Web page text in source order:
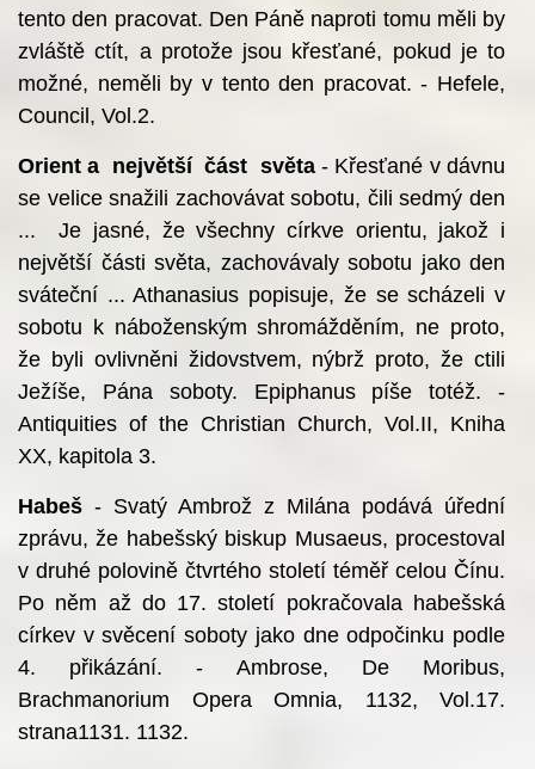
tento den pracovat. Den Páně naproti tomu měli by
zvláště ctít, a protože jsou křesťané, pokud je to
možné, neměli by v tento den pracovat. - Hefele,
Council, Vol.2.
Orient a největší část světa- Křesťané v dávnu
se velice snažili zachovávat sobotu, čili sedmý den
... Je jasné, že všechny církve orientu, jakož i
největší části světa, zachovávaly sobotu jako den
sváteční ... Athanasius popisuje, že se scházeli v
sobotu k náboženským shromážděním, ne proto,
že byli ovlivněni židovstvem, nýbrž proto, že ctili
Ježíše, Pána soboty. Epiphanus píše totéž. -
Antiquities of the Christian Church, Vol.II, Kniha
XX, kapitola 3.
Habeš - Svatý Ambrož z Milána podává úřední
zprávu, že habešský biskup Musaeus, procestoval
v druhé polovině čtvrtého století téměř celou Čínu.
Po něm až do 17. století pokračovala habešská
církev v svěcení soboty jako dne odpočinku podle
4. přikázání. - Ambrose, De Moribus,
Brachmanorium Opera Omnia, 1132, Vol.17.
strana1131. 1132.